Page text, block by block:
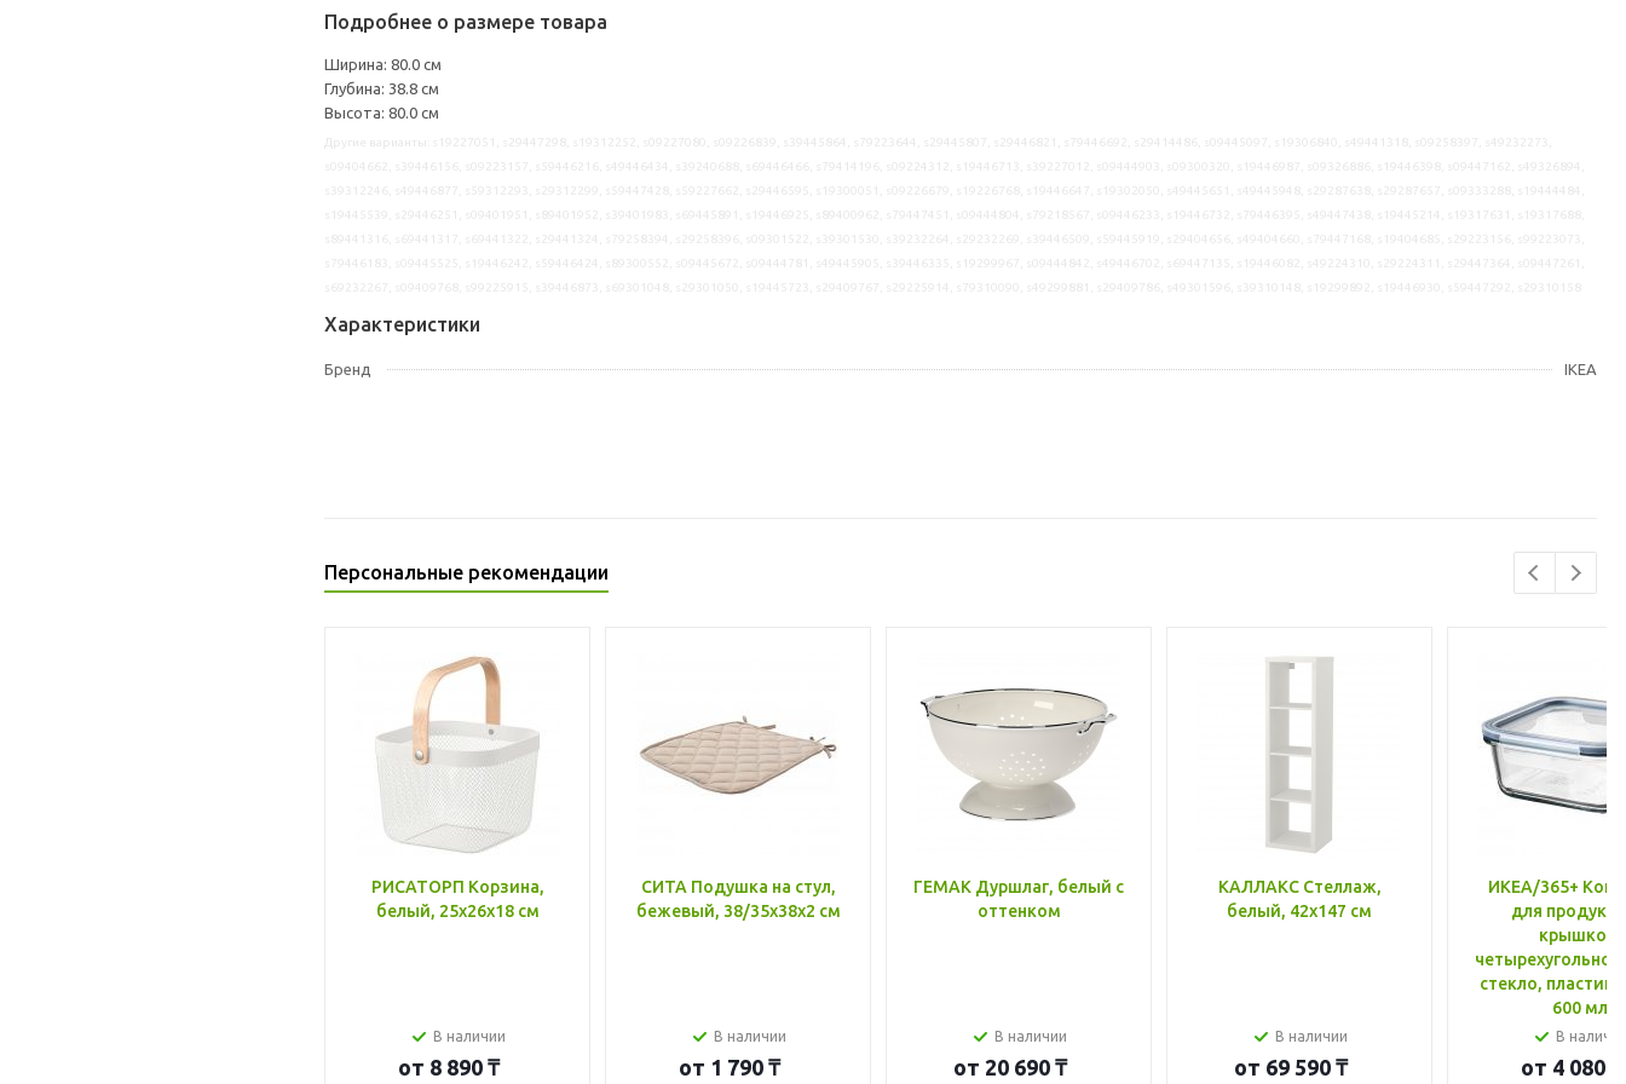
Подробнее о размере товара
Ширина: 80.0 см
Глубина: 38.8 см
Высота: 80.0 см
Характеристики
Бренд IKEA
Персональные рекомендации
РИСАТОРП Корзина,
белый, 25x26x18 см
В наличии
от 8 890 ₸
СИТА Подушка на стул,
бежевый, 38/35x38x2 см
В наличии
от 1 790 ₸
ГЕМАК Дуршлаг, белый с
оттенком
В наличии
от 20 690 ₸
КАЛЛАКС Стеллаж,
белый, 42x147 см
В наличии
от 69 590 ₸
ИКЕА/365+
для
крышкой,
стекло, пластик
600 мл
В
от 4 080 ₸